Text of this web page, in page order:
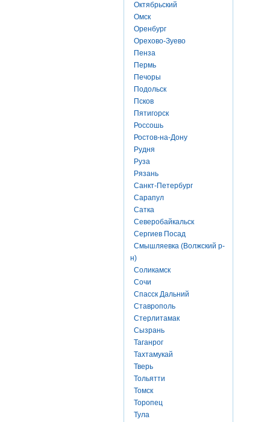
Октябрьский
Омск
Оренбург
Орехово-Зуево
Пенза
Пермь
Печоры
Подольск
Псков
Пятигорск
Россошь
Ростов-на-Дону
Рудня
Руза
Рязань
Санкт-Петербург
Сарапул
Сатка
Северобайкальск
Сергиев Посад
Смышляевка (Волжский р-
н)
Соликамск
Сочи
Спасск Дальний
Ставрополь
Стерлитамак
Сызрань
Таганрог
Тахтамукай
Тверь
Тольятти
Томск
Торопец
Тула